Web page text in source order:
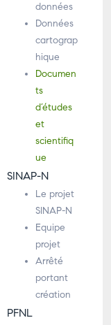
données
Données
cartograp
hique
Documen
ts
d’études
et
scientifiq
ue
SINAP-N
Le projet
SINAP-N
Equipe
projet
Arrêté
portant
création
PFNL